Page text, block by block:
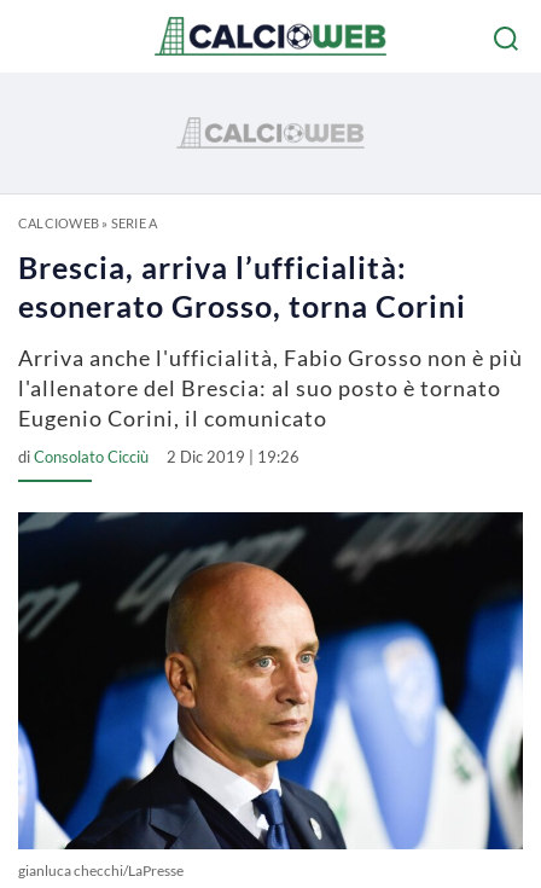
CALCIOWEB» SERIE A
Brescia, arriva l’ufficialità:
esonerato Grosso, torna Corini
Arriva anche l'ufficialità, Fabio Grosso non è più
l'allenatore del Brescia: al suo posto è tornato
Eugenio Corini, il comunicato
diConsolato Cicciù 2 Dic 2019 | 19:26
gianluca checchi/LaPresse